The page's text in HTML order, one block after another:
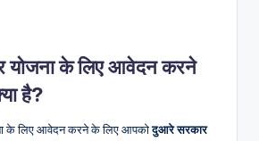
योजना के लिए आवेदन करने
है?
के लिए आवेदन करने के लिए आपकोदुआरे सरकार